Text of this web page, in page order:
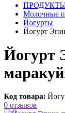
Молочные
Йогурты
Йогурт
Йогурт
Код товара:
0 отзывов